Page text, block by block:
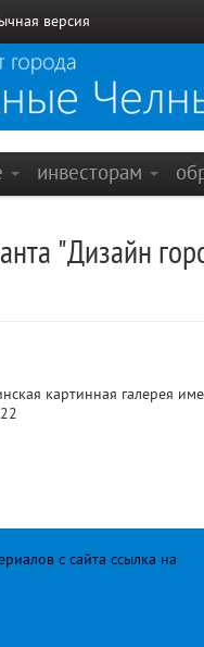
версия
инвесторам
"Дизайн
картинная галерея
с сайта ссылка на